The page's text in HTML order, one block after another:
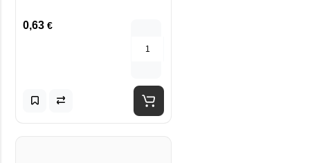
0,63 €